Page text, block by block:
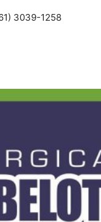
3039-1258